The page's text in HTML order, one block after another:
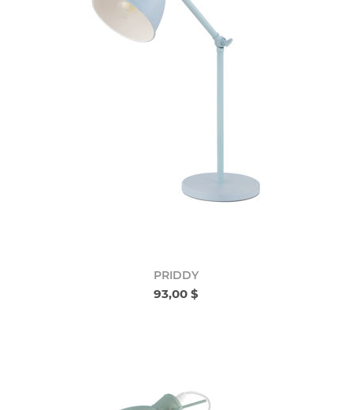
PRIDDY
93,00 $